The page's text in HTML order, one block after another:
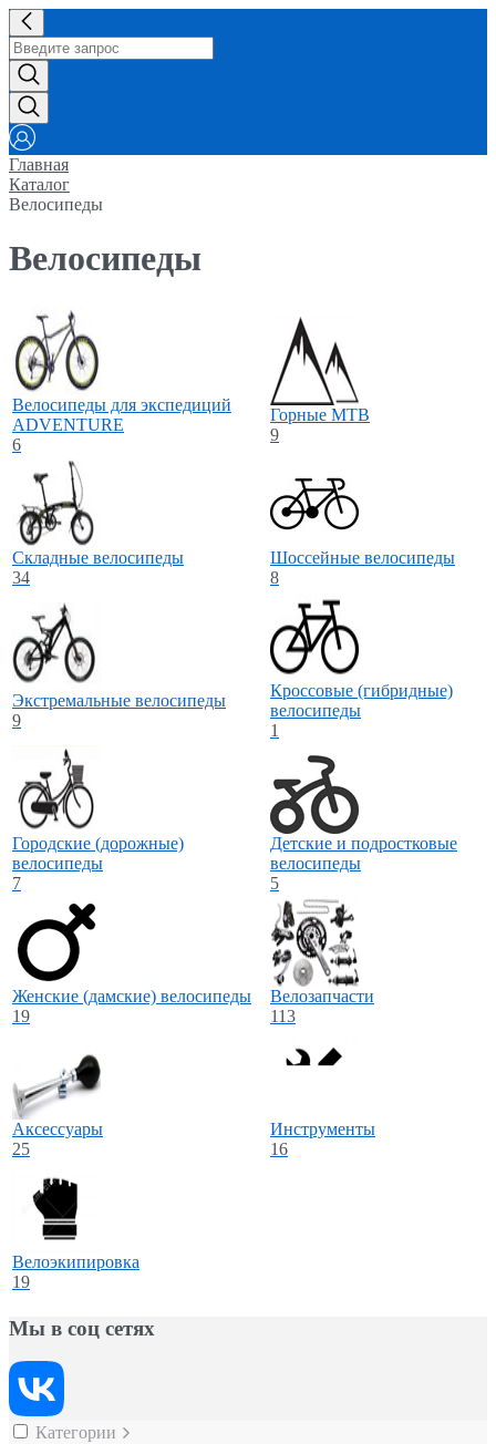
Главная
Каталог
Велосипеды
Велосипеды
Велосипеды для экспедиций
ADVENTURE
6
Горные MTB
9
Складные велосипеды
34
Шоссейные велосипеды
8
Экстремальные велосипеды
9
Кроссовые (гибридные)
велосипеды
1
Городские (дорожные)
велосипеды
7
Детские и подростковые
велосипеды
5
Женские (дамские) велосипеды
19
Велозапчасти
113
Aксессуары
25
Инструменты
16
Велоэкипировка
19
Мы в соц сетях
Категории